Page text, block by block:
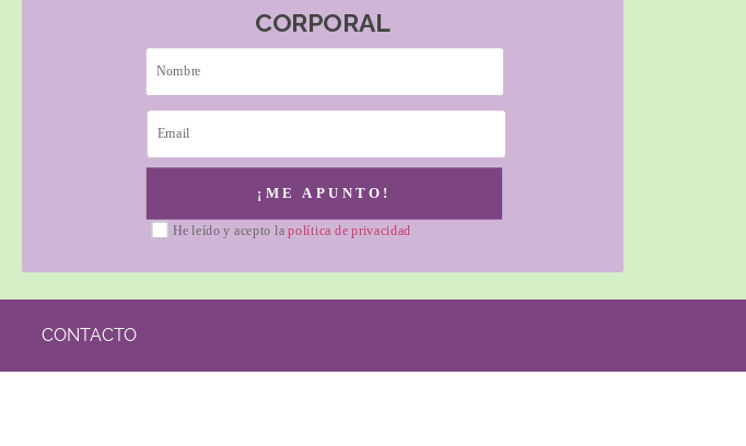
CORPORAL
He leído y acepto lapolítica de privacidad
¡ME APUNTO!
CONTACTO